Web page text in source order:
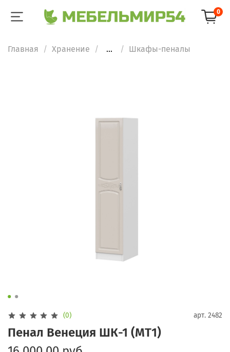
0
Главная Хранение ... Шкафы-пеналы
(0) арт. 2482
Пенал Венеция ШК-1 (МТ1)